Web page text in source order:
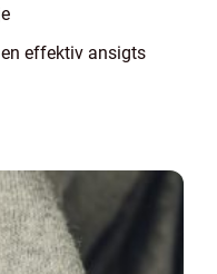
effektiv ansigts